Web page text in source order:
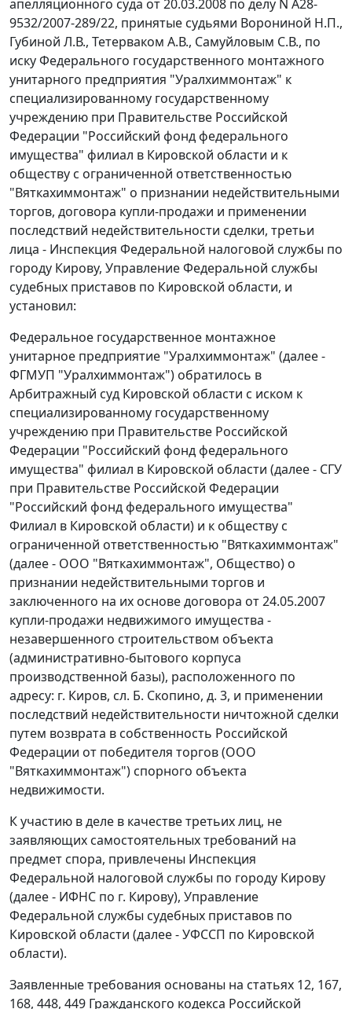
апелляционного суда от 20.03.2008 по делу N А28-
9532/2007-289/22, принятые судьями Ворониной Н.П.,
Губиной Л.В., Тетерваком А.В., Самуйловым С.В., по
иску Федерального государственного монтажного
унитарного предприятия "Уралхиммонтаж" к
специализированному государственному
учреждению при Правительстве Российской
Федерации "Российский фонд федерального
имущества" филиал в Кировской области и к
обществу с ограниченной ответственностью
"Вяткахиммонтаж" о признании недействительными
торгов, договора купли-продажи и применении
последствий недействительности сделки, третьи
лица - Инспекция Федеральной налоговой службы по
городу Кирову, Управление Федеральной службы
судебных приставов по Кировской области, и
установил:
Федеральное государственное монтажное
унитарное предприятие "Уралхиммонтаж" (далее -
ФГМУП "Уралхиммонтаж") обратилось в
Арбитражный суд Кировской области с иском к
специализированному государственному
учреждению при Правительстве Российской
Федерации "Российский фонд федерального
имущества" филиал в Кировской области (далее - СГУ
при Правительстве Российской Федерации
"Российский фонд федерального имущества"
Филиал в Кировской области) и к обществу с
ограниченной ответственностью "Вяткахиммонтаж"
(далее - ООО "Вяткахиммонтаж", Общество) о
признании недействительными торгов и
заключенного на их основе договора от 24.05.2007
купли-продажи недвижимого имущества -
незавершенного строительством объекта
(административно-бытового корпуса
производственной базы), расположенного по
адресу: г. Киров, сл. Б. Скопино, д. 3, и применении
последствий недействительности ничтожной сделки
путем возврата в собственность Российской
Федерации от победителя торгов (ООО
"Вяткахиммонтаж") спорного объекта
недвижимости.
К участию в деле в качестве третьих лиц, не
заявляющих самостоятельных требований на
предмет спора, привлечены Инспекция
Федеральной налоговой службы по городу Кирову
(далее - ИФНС по г. Кирову), Управление
Федеральной службы судебных приставов по
Кировской области (далее - УФССП по Кировской
области).
Заявленные требования основаны на статьях 12, 167,
168, 448, 449 Гражданского кодекса Российской